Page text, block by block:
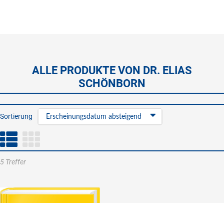
ALLE PRODUKTE VON DR. ELIAS
SCHÖNBORN
Sortierung Erscheinungsdatum absteigend
5 Treffer